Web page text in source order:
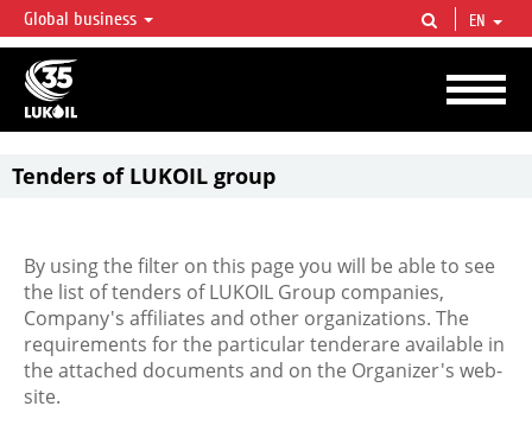
LUKOIL OVERVIEW
LUKOIL is one of the largest oil & gas vertical integrated companies in the world
accounting for over 2% of crude production and circa 1% of proved hydrocarbon
reserves globally.
Global business EN
Tenders of LUKOIL group
By using the filter on this page you will be able to see
the list of tenders of LUKOIL Group companies,
Company's affiliates and other organizations. The
requirements for the particular tenderare available in
the attached documents and on the Organizer's web-
site.